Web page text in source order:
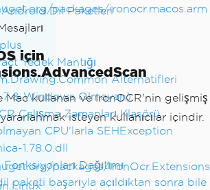
Dil Paketleri
Yedek Mantığı
Alternatifleri
7 & Windows Olmayan)
Çalışma Zamanları Klasörü
CPU'larla SEHException
1.78.0.dll
Dağıtımı
paketi başarıyla açıldıktan sonra bile
packages/ironocr.macos.arm
için
Mac kullanan ve IronOCR'nin gelişmiş
isteyen kullanıcılar içindir.
packages/IronOcr.Extensions